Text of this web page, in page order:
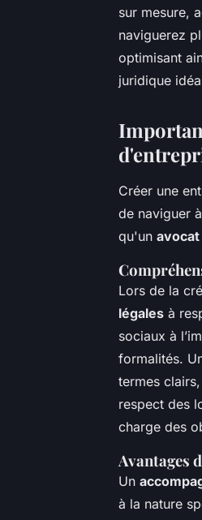
sur mesure,
naviguerez
optimisant
juridique
Créer une
de naviguer
qu'un
Lors de la
légales à
sociaux à
formalités.
termes
respect des
charge des
Avantages
Un
à la nature